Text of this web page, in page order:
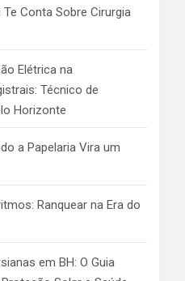
Conta Sobre Cirurgia
Elétrica na
Técnico de
Horizonte
a Papelaria Vira um
Ranquear na Era do
em BH: O Guia